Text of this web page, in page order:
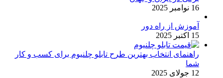
16 نوامبر 2025
آموزش از راه دور
15 اکتبر 2025
راهنمای انتخاب بهترین طرح تابلو چلنیوم برای کسب و کار
شما
12 جولای 2025